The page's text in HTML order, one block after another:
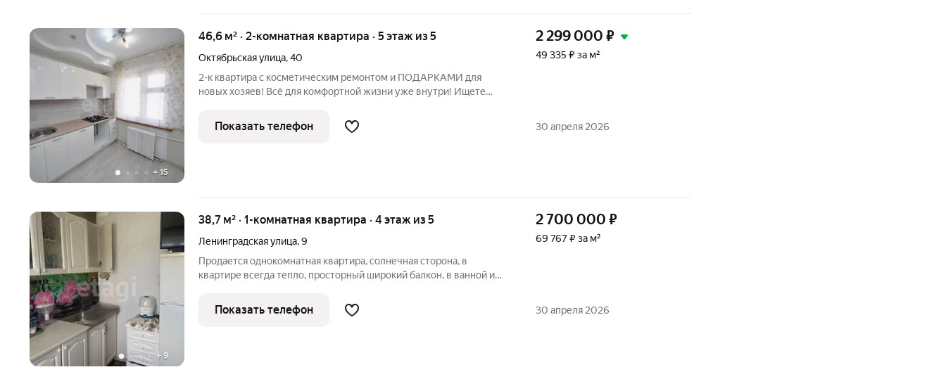
+ 15
46,6 м² · 2-комнатная квартира · 5 этаж из 5
Октябрьская улица,40
2-к квартира с косметическим ремонтом и ПОДАРКАМИ для
новых хозяев! Всё для комфортной жизни уже внутри! Ищете
с первого дня? Эта светлая 2-комнатная квартира готовое
решение для
2 299 000 ₽
49 335 ₽ за м²
Показать телефон 30 апреля 2026
+ 9
38,7 м² · 1-комнатная квартира · 4 этаж из 5
Ленинградская улица,9
Продается однокомнатная квартира, солнечная сторона, в
квартире всегда тепло, просторный широкий балкон, в ванной и
комната, кондиционер, вольшой удобный корридор, спокойные,
тихие соседи,
2 700 000 ₽
69 767 ₽ за м²
Показать телефон 30 апреля 2026